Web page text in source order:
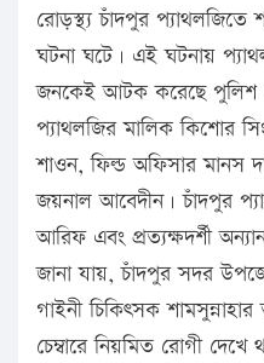
রোড়স্থ্য চাঁদপুর প্যাথলজিতে
ঘটনা ঘটে। এই ঘটনায়
জনকেই আটক করেছে
প্যাথলজির মালিক কিশোর
শাওন, ফিল্ড অফিসার মানস
জয়নাল আবেদীন। চাঁদপুর
আরিফ এবং প্রত্যক্ষদর্শী
জানা যায়, চাঁদপুর সদর
গাইনী চিকিৎসক
চেম্বারে নিয়মিত রোগী